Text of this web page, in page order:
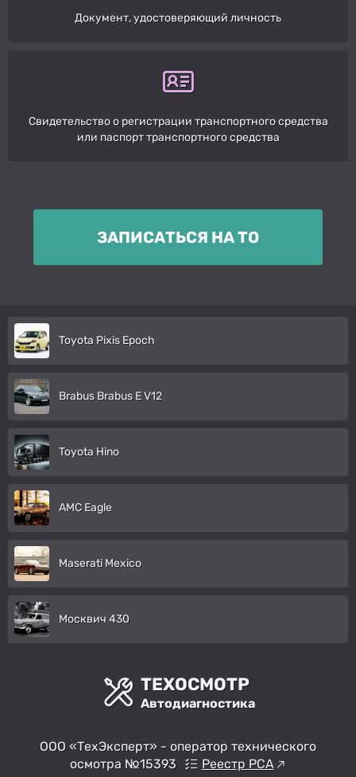
Документ, удостоверяющий личность
Свидетельство о регистрации транспортного средства
или паспорт транспортного средства
ЗАПИСАТЬСЯ НА ТО
Toyota Pixis Epoch
Brabus Brabus E V12
Toyota Hino
AMC Eagle
Maserati Mexico
Москвич 430
ТЕХОСМОТР
Автодиагностика
ООО «ТехЭксперт» - оператор технического
осмотра №15393
Реестр РСА